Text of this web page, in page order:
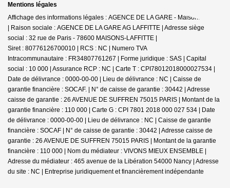
Mentions légales
Affichage des informations légales : AGENCE DE LA GARE - Maisons-Laffitte
| Raison sociale : AGENCE DE LA GARE AG LAFFITTE | Adresse siège
social : 32 rue de Paris - 78600 MAISONS-LAFFITTE |
Siret : 80776126700010 | RCS : NC | Numero TVA
Intracommunautaire : FR34807761267 | Forme juridique : SAS | Capital
social : 10 000 | Assurance RCP : NC | Carte T : CPI78012018000027534 |
Date de délivrance : 0000-00-00 | Lieu de délivrance : NC | Caisse de
garantie financière : SOCAF. | N° de caisse de garantie : 30442 | Adresse
caisse de garantie : 26 AVENUE DE SUFFREN 75015 PARIS | Montant de la
garantie financière : 110 000 | Carte G : CPI 7801 2018 000 027 534 | Date
de délivrance : 0000-00-00 | Lieu de délivrance : NC | Caisse de garantie
financière : SOCAF | N° de caisse de garantie : 30442 | Adresse caisse de
garantie : 26 AVENUE DE SUFFREN 75015 PARIS | Montant de la garantie
financière : 110 000 | Nom du médiateur : VIVONS MIEUX ENSEMBLE |
Adresse du médiateur : 465 avenue de la Libération 54000 Nancy | Adresse
du site : NC | Entreprise juridiquement et financièrement indépendante